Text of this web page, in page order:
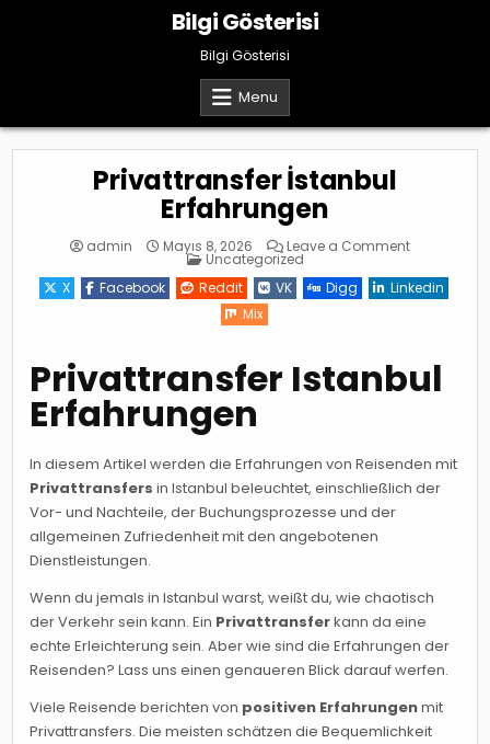
Bilgi Gösterisi
Bilgi Gösterisi
Menu
Privattransfer İstanbul
Erfahrungen
admin Mayıs 8, 2026 Leave a Commenton
Erfahrungen
Posted
Uncategorized
X
Facebook Reddit VK Digg
Linkedin
Mix
Privattransfer Istanbul
Erfahrungen
In diesem Artikel werden die Erfahrungen von Reisenden mit
Privattransfers in Istanbul beleuchtet, einschließlich der
Vor- und Nachteile, der Buchungsprozesse und der
allgemeinen Zufriedenheit mit den angebotenen
Dienstleistungen.
Wenn du jemals in Istanbul warst, weißt du, wie chaotisch
der Verkehr sein kann. Ein Privattransferkann da eine
echte Erleichterung sein. Aber wie sind die Erfahrungen der
Reisenden? Lass uns einen genaueren Blick darauf werfen.
Viele Reisende berichten von positiven Erfahrungenmit
Privattransfers. Die meisten schätzen die Bequemlichkeit